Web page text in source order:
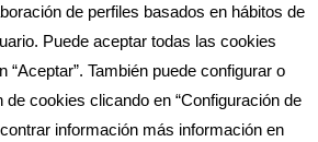
los derechos reservados.
Gem porProDesigns
de perfiles basados en hábitos de
Puede aceptar todas las cookies
“Aceptar”. También puede configurar o
de cookies clicando en “Configuración de
información más información en